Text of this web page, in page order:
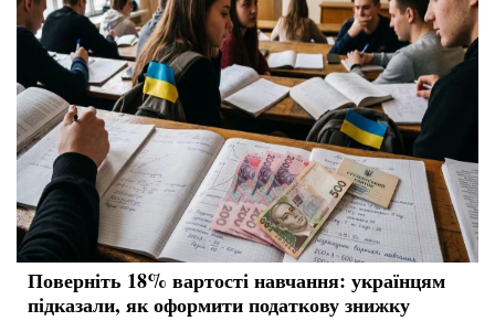
Поверніть 18% вартості навчання: українцям
підказали, як оформити податкову знижку